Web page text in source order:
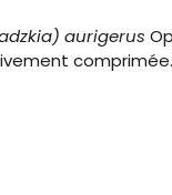
aurigerus
comprimée.